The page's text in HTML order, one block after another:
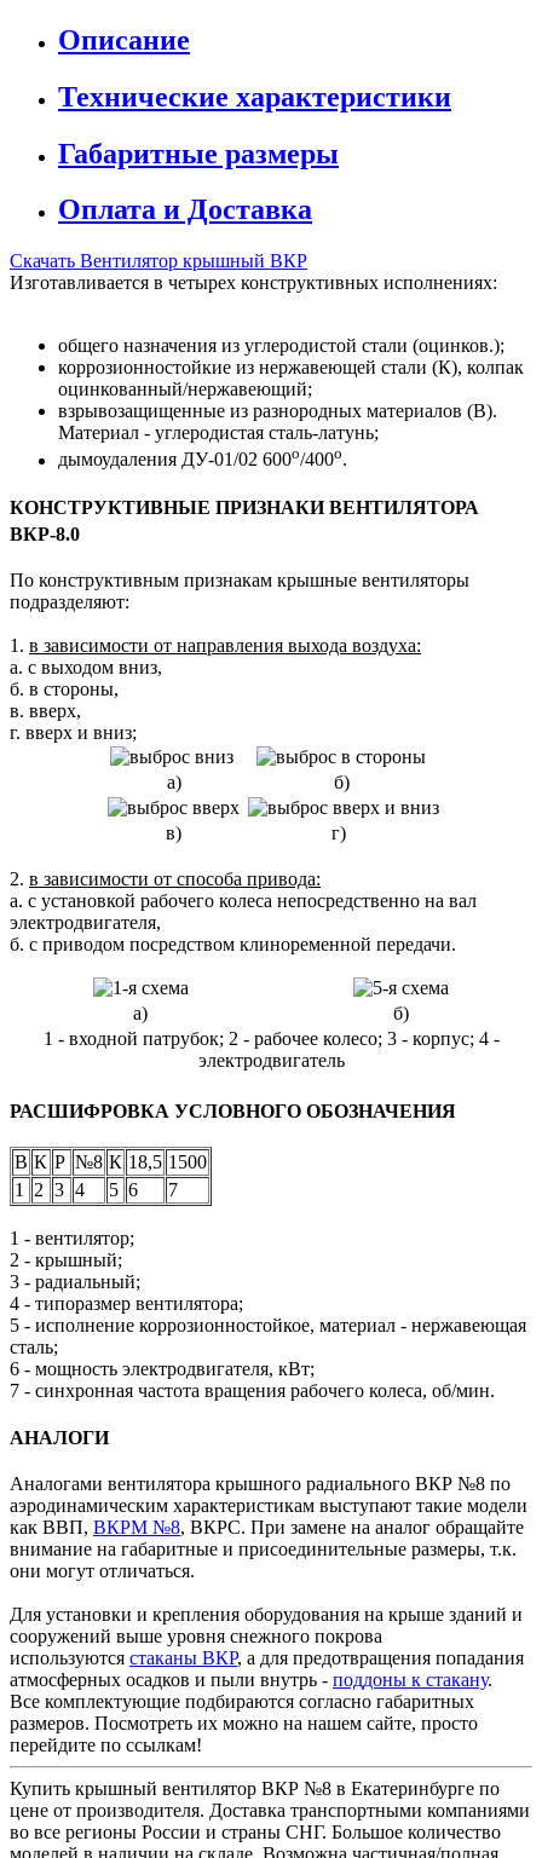
Описание
Технические характеристики
Габаритные размеры
Оплата и Доставка
Скачать Вентилятор крышный ВКР
Изготавливается в четырех конструктивных исполнениях:
общего назначения из углеродистой стали (оцинков.);
коррозионностойкие из нержавеющей стали (К), колпак
оцинкованный/нержавеющий;
взрывозащищенные из разнородных материалов (В).
Материал - углеродистая сталь-латунь;
дымоудаления ДУ-01/02 600о/400о.
КОНСТРУКТИВНЫЕ ПРИЗНАКИ ВЕНТИЛЯТОРА
ВКР-8.0
По конструктивным признакам крышные вентиляторы
подразделяют:
1. в зависимости от направления выхода воздуха:
а. с выходом вниз,
б. в стороны,
в. вверх,
г. вверх и вниз;
а) б)
в) г)
2. в зависимости от способа привода:
а. с установкой рабочего колеса непосредственно на вал
электродвигателя,
б. с приводом посредством клиноременной передачи.
а)
б)
1 - входной патрубок; 2 - рабочее колесо; 3 - корпус; 4 -
электродвигатель
РАСШИФРОВКА УСЛОВНОГО ОБОЗНАЧЕНИЯ
В К Р №8 К 18,5 1500
1
2 3 4 5 6 7
1 - вентилятор;
2 - крышный;
3 - радиальный;
4 - типоразмер вентилятора;
5 - исполнение коррозионностойкое, материал - нержавеющая
сталь;
6 - мощность электродвигателя, кВт;
7 - синхронная частота вращения рабочего колеса, об/мин.
АНАЛОГИ
Аналогами вентилятора крышного радиального ВКР №8 по
аэродинамическим характеристикам выступают такие модели
как ВВП, ВКРМ №8, ВКРС. При замене на аналог обращайте
внимание на габаритные и присоединительные размеры, т.к.
они могут отличаться.
Для установки и крепления оборудования на крыше зданий и
сооружений выше уровня снежного покрова
используются стаканы ВКР, а для предотвращения попадания
атмосферных осадков и пыли внутрь - поддоны к стакану.
Все комплектующие подбираются согласно габаритных
размеров. Посмотреть их можно на нашем сайте, просто
перейдите по ссылкам!
Купить крышный вентилятор ВКР №8 в Екатеринбурге по
цене от производителя. Доставка транспортными компаниями
во все регионы России и страны СНГ. Большое количество
моделей в наличии на складе. Возможна частичная/полная